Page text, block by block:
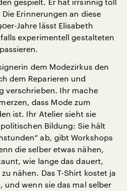
Die Erinnerungen an diese
Jahre lässt Elisabeth
experimentell gestalteten
dem Modezirkus den
dem Reparieren und
verschrieben. Ihr mache
dass Mode zum
ist. Ihr Atelier sieht sie
Bildung: Sie hält
ab, gibt Workshops
die selber etwas nähen,
wie lange das dauert,
nähen. Das T-Shirt kostet ja
und wenn sie das mal selber